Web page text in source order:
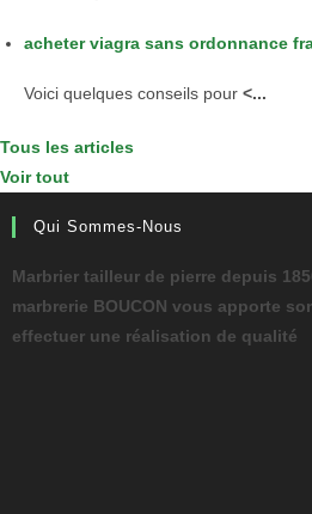
acheter viagra sans ordonnance
Voici quelques conseils pour <...
Tous les articles
Voir tout
Qui Sommes-Nous
Marbrier tailleur de pierre depuis
marbrerie BOUCON vous apporte
effectuer une réalisation de qualité